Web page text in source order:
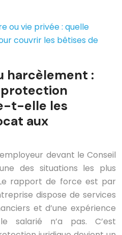
ou vie privée : quelle
couvrir les bêtises de
harcèlement :
t-elle les
aux
devant le Conseil
des situations les plus
rapport de force est par
dispose de services
et d’une expérience
salarié n’a pas. C’est